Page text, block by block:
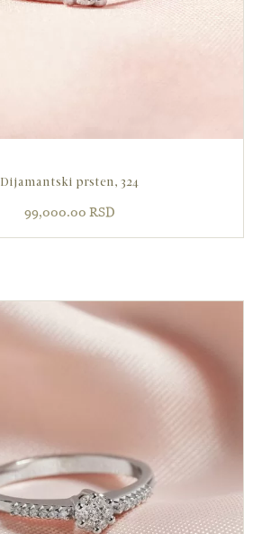
Dijamantski prsten, 324
99,000.00 RSD